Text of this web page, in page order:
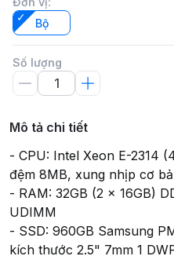
Bộ
Số lượng
Mô tả chi tiết
- CPU: Intel Xeon E-2314
đệm 8MB, xung nhịp cơ
- RAM: 32GB (2 x 16GB)
UDIMM
- SSD: 960GB Samsung
kích thước 2.5" 7mm 1